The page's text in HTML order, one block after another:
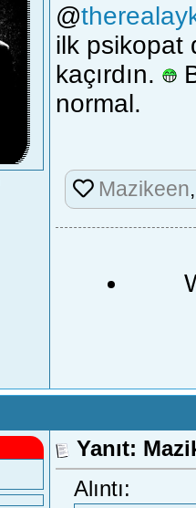
@
ilk psikopat
kaçırdın.
normal.
Mazikeen
Yanıt:
Alıntı: